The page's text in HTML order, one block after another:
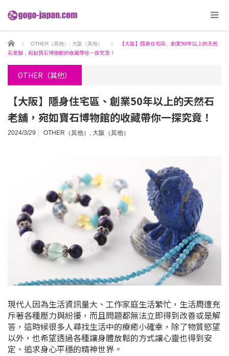
ホーム OTHER（其他） 大阪（其他）
【大阪】隱身住宅區、創業50年以上的天然
石老舖，宛如寶石博物館的收藏帶你一探究竟！
OTHER（其他）
【大阪】隱身住宅區、創業50年以上的天然石
老舖，宛如寶石博物館的收藏帶你一探究竟！
2024/3/29 OTHER（其他） , 大阪（其他）
現代人因為生活資訊量大、工作家庭生活繁忙，生活周遭充
斥著各種壓力與紛擾，而且問題都無法立即得到改善或是解
答，這時候很多人尋找生活中的療癒小確幸，除了物質慾望
以外，也希望透過各種讓身體放鬆的方式讓心靈也得到安
定、追求身心平穩的精神世界。